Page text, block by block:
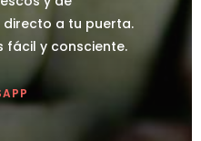
a tu puerta.
fácil y consciente.